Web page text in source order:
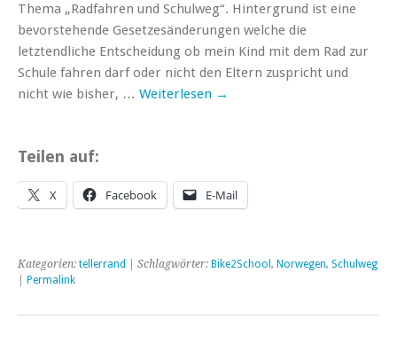
Thema „Radfahren und Schulweg“. Hintergrund ist eine
bevorstehende Gesetzesänderungen welche die
letztendliche Entscheidung ob mein Kind mit dem Rad zur
Schule fahren darf oder nicht den Eltern zuspricht und
nicht wie bisher, … Weiterlesen →
Teilen auf:
X Facebook E-Mail
Kategorien: tellerrand | Schlagwörter: Bike2School , Norwegen, Schulweg
Permalink